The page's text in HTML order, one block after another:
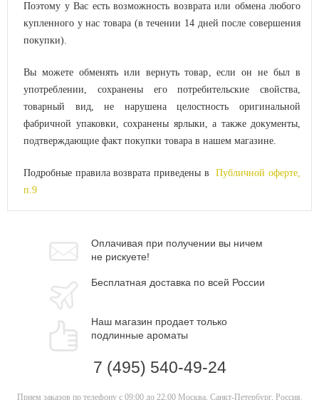
Поэтому у Вас есть возможность возврата или обмена любого
купленного у нас товара (в течении 14 дней после совершения
покупки).
Вы можете обменять или вернуть товар, если он не был в
употреблении, сохранены его потребительские свойства,
товарный вид, не нарушена целостность оригинальной
фабричной упаковки, сохранены ярлыки, а также документы,
подтверждающие факт покупки товара в нашем магазине.
Подробные правила возврата приведены вПубличной оферте,
п.9
Оплачивая при получении вы ничем
не рискуете!
Бесплатная доставка по всей России
Наш магазин продает только
подлинные ароматы
7 (495) 540-49-24
Прием заказов по телефону с 09:00 до 22:00Москва, Санкт-Петербург, Россия.